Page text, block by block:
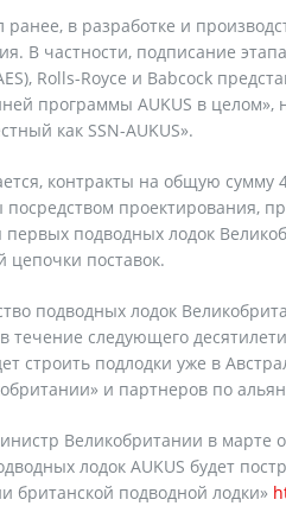
ранее, в разработке и
В частности, подписание
Rolls-Royce и Babcock
программы AUKUS в
как SSN-AUKUS».
контракты на общую сумму
проектирования,
первых подводных лодок
цепочки поставок.
подводных лодок
течение следующего
строить подлодки уже в
и партнеров по
Великобритании в марте
лодок AUKUS будет
британской подводной лодки»